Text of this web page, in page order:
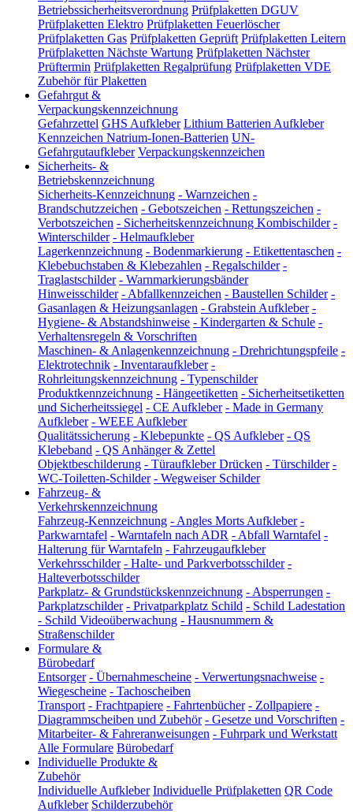
Betriebssicherheitsverordnung Prüfplaketten DGUV
Prüfplaketten Elektro Prüfplaketten Feuerlöscher
Prüfplaketten Gas Prüfplaketten Geprüft Prüfplaketten Leitern
Prüfplaketten Nächste Wartung Prüfplaketten Nächster
Prüftermin Prüfplaketten Regalprüfung Prüfplaketten VDE
Zubehör für Plaketten
Gefahrgut &
Verpackungskennzeichnung
Gefahrzettel GHS Aufkleber Lithium Batterien Aufkleber
Kennzeichen Natrium-Ionen-Batterien UN-
Gefahrgutaufkleber Verpackungskennzeichen
Sicherheits- &
Betriebskennzeichnung
Sicherheits-Kennzeichnung - Warnzeichen -
Brandschutzzeichen - Gebotszeichen - Rettungszeichen -
Verbotszeichen - Sicherheitskennzeichnung Kombischilder -
Winterschilder - Helmaufkleber
Lagerkennzeichnung - Bodenmarkierung - Etikettentaschen -
Klebebuchstaben & Klebezahlen - Regalschilder -
Traglastschilder - Warnmarkierungsbänder
Hinweisschilder - Abfallkennzeichen - Baustellen Schilder -
Gasanlagen & Heizungsanlagen - Grabstein Aufkleber -
Hygiene- & Abstandshinweise - Kindergarten & Schule -
Verhaltensregeln & Vorschriften
Maschinen- & Anlagenkennzeichnung - Drehrichtungspfeile -
Elektrotechnik - Inventaraufkleber -
Rohrleitungskennzeichnung - Typenschilder
Produktkennzeichnung - Hängeetiketten - Sicherheitsetiketten
und Sicherheitssiegel - CE Aufkleber - Made in Germany
Aufkleber - WEEE Aufkleber
Qualitätssicherung - Klebepunkte - QS Aufkleber - QS
Klebeband - QS Anhänger & Zettel
Objektbeschilderung - Türaufkleber Drücken - Türschilder -
WC-Toiletten-Schilder - Wegweiser Schilder
Fahrzeug- &
Verkehrskennzeichnung
Fahrzeug-Kennzeichnung - Angles Morts Aufkleber -
Parkwarntafel - Warntafeln nach ADR - Abfall Warntafel -
Halterung für Warntafeln - Fahrzeugaufkleber
Verkehrsschilder - Halte- und Parkverbotsschilder -
Halteverbotsschilder
Parkplatz- & Grundstückskennzeichnung - Absperrungen -
Parkplatzschilder - Privatparkplatz Schild - Schild Ladestation
- Schild Videoüberwachung - Hausnummern &
Straßenschilder
Formulare &
Bürobedarf
Entsorger - Übernahmescheine - Verwertungsnachweise -
Wiegescheine - Tachoscheiben
Transport - Frachtpapiere - Fahrtenbücher - Zollpapiere -
Diagrammscheiben und Zubehör - Gesetze und Vorschriften -
Mitarbeiter- & Fahreranweisungen - Fuhrpark und Werkstatt
Alle Formulare Bürobedarf
Individuelle Produkte &
Zubehör
Individuelle Aufkleber Individuelle Prüfplaketten QR Code
Aufkleber Schilderzubehör